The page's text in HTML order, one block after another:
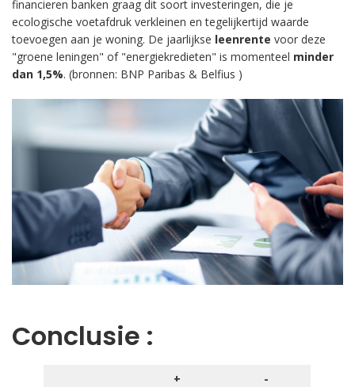
financieren banken graag dit soort investeringen, die je
ecologische voetafdruk verkleinen en tegelijkertijd waarde
toevoegen aan je woning. De jaarlijkse leenrente voor deze
"groene leningen" of "energiekredieten" is momenteel minder
dan 1,5%. (bronnen: BNP Paribas & Belfius )
Conclusie :
+ -